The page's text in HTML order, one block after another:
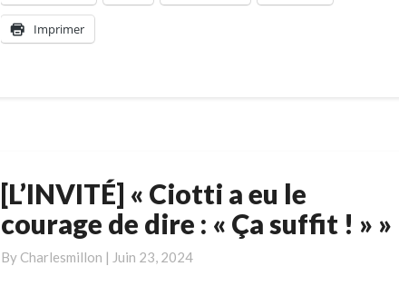
Imprimer
[L’INVITÉ]
«
Ciotti
a
[L’INVITÉ] « Ciotti a eu le
courage de dire : « Ça suffit ! » »
By Charlesmillon | Juin 23, 2024